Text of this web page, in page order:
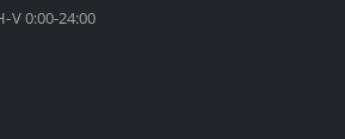
0:00-24:00